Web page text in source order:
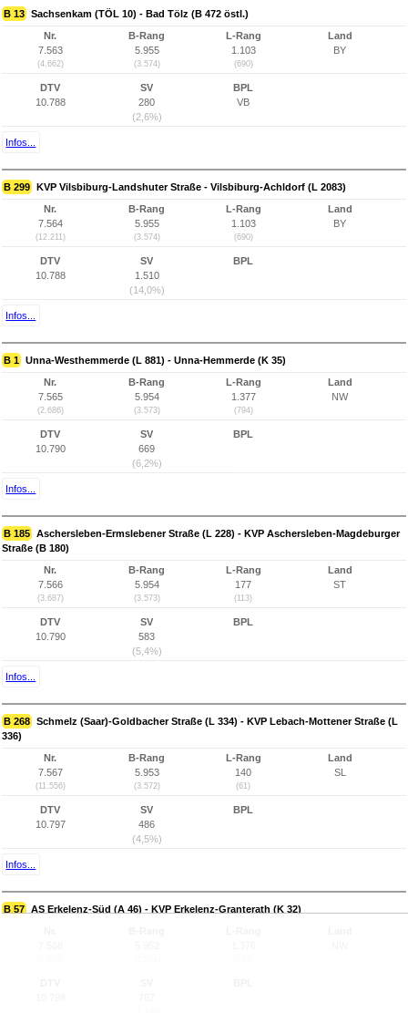
B 13 Sachsenkam (TÖL 10) - Bad Tölz (B 472 östl.)
Nr.
7.563
(4.662)
B-Rang
5.955
(3.574)
L-Rang
1.103
(690)
Land
BY
DTV
10.788
SV
280
(2,6%)
BPL
VB
Infos...
B 299 KVP Vilsbiburg-Landshuter Straße - Vilsbiburg-Achldorf (L 2083)
Nr.
7.564
(12.211)
B-Rang
5.955
(3.574)
L-Rang
1.103
(690)
Land
BY
DTV
10.788
SV
1.510
(14,0%)
BPL
Infos...
B 1 Unna-Westhemmerde (L 881) - Unna-Hemmerde (K 35)
Nr.
7.565
(2.686)
B-Rang
5.954
(3.573)
L-Rang
1.377
(794)
Land
NW
DTV
10.790
SV
669
(6,2%)
BPL
Infos...
B 185 Aschersleben-Ermslebener Straße (L 228) - KVP Aschersleben-Magdeburger
Straße (B 180)
Nr.
7.566
(3.687)
B-Rang
5.954
(3.573)
L-Rang
177
(113)
Land
ST
DTV
10.790
SV
583
(5,4%)
BPL
Infos...
B 268 Schmelz (Saar)-Goldbacher Straße (L 334) - KVP Lebach-Mottener Straße (L
336)
Nr.
7.567
(11.556)
B-Rang
5.953
(3.572)
L-Rang
140
(61)
Land
SL
DTV
10.797
SV
486
(4,5%)
BPL
Infos...
B 57 AS Erkelenz-Süd (A 46) - KVP Erkelenz-Granterath (K 32)